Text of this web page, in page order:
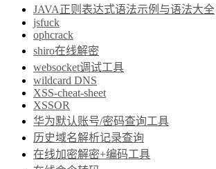
JAVA正则表达式语法示例与语法大全
jsfuck
ophcrack
shiro在线解密
websocket调试工具
wildcard DNS
XSS-cheat-sheet
XSSOR
华为默认账号/密码查询工具
历史域名解析记录查询
在线加密解密+编码工具